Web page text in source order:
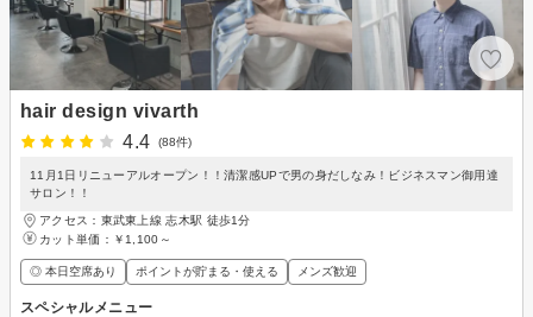
hair design vivarth
4.4
(88件)
11月1日リニューアルオープン！！清潔感UPで男の身だしなみ！ビジネスマン御用達
サロン！！
アクセス：東武東上線 志木駅 徒歩1分
カット単価： ￥1,100～
◎ 本日空席あり ポイントが貯まる・使える メンズ歓迎
スペシャルメニュー